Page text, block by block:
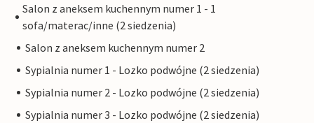
Salon z aneksem kuchennym numer 1 - 1
sofa/materac/inne (2 siedzenia)
Salon z aneksem kuchennym numer 2
Sypialnia numer 1 - Lozko podwójne (2 siedzenia)
Sypialnia numer 2 - Lozko podwójne (2 siedzenia)
Sypialnia numer 3 - Lozko podwójne (2 siedzenia)